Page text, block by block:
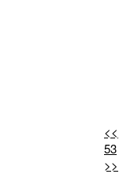
<<
53
>>